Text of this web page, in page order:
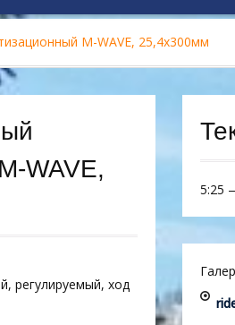
M-WAVE, 25,4х300мм
WAVE,
регулируемый, ход
5:25